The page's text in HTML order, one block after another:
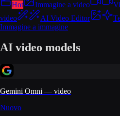
Hot Immagine a video
video
AI Video Editor
Immagine a immagine
AI video models
Gemini Omni — video
Nuovo